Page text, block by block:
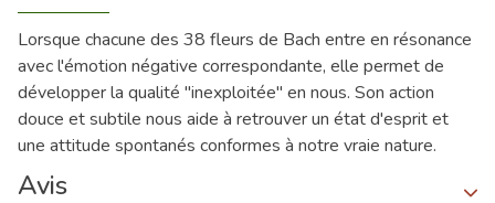
Lorsque chacune des 38 fleurs de Bach entre en résonance
avec l'émotion négative correspondante, elle permet de
développer la qualité "inexploitée" en nous. Son action
douce et subtile nous aide à retrouver un état d'esprit et
une attitude spontanés conformes à notre vraie nature.
Avis